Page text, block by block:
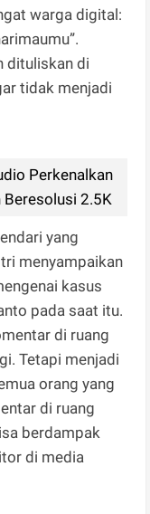
warga digital:
dituliskan di
tidak menjadi
Perkenalkan
Beresolusi 2.5K
yang
menyampaikan
kasus
pada saat itu.
di ruang
Tetapi menjadi
orang yang
di ruang
berdampak
di media